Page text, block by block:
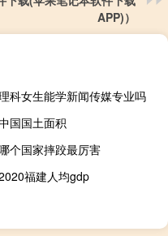
APP)）
科女生能学新闻传媒专业吗
国国土面积
个国家摔跤最厉害
福建人均gdp